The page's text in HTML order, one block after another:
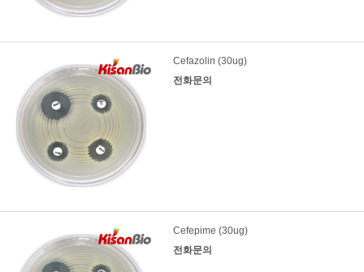
Cefazolin (30ug)
전화문의
Cefepime (30ug)
전화문의